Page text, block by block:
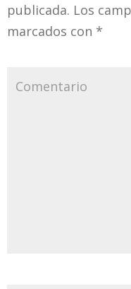
publicada. Los
marcados con *